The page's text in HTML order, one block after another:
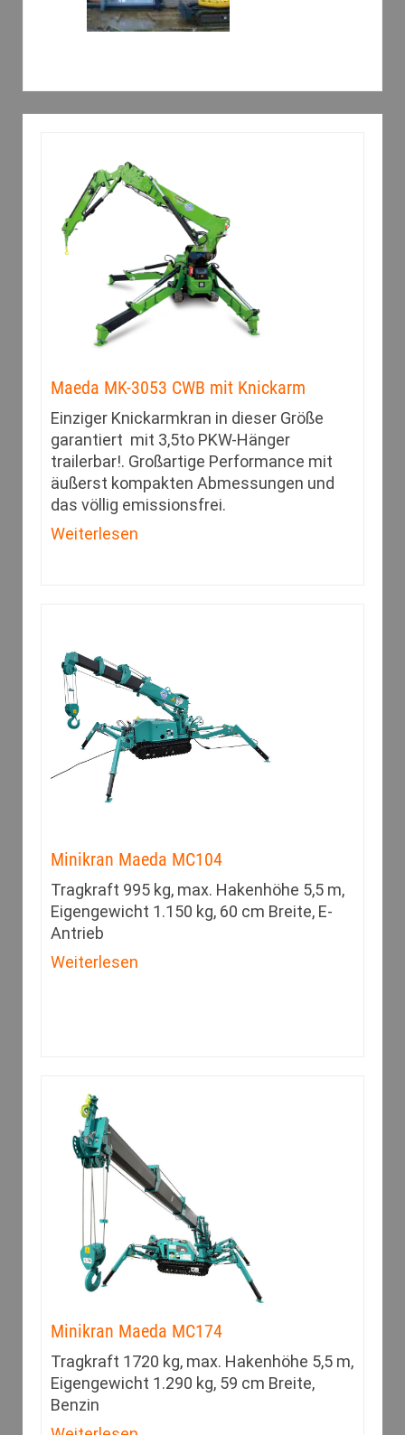
Maeda MK-3053 CWB mit Knickarm
Einziger Knickarmkran in dieser Größe
garantiert mit 3,5to PKW-Hänger
trailerbar!. Großartige Performance mit
äußerst kompakten Abmessungen und
das völlig emissionsfrei.
Weiterlesen
Minikran Maeda MC104
Tragkraft 995 kg, max. Hakenhöhe 5,5 m,
Eigengewicht 1.150 kg, 60 cm Breite, E-
Antrieb
Weiterlesen
Minikran Maeda MC174
Tragkraft 1720 kg, max. Hakenhöhe 5,5 m,
Eigengewicht 1.290 kg, 59 cm Breite,
Benzin